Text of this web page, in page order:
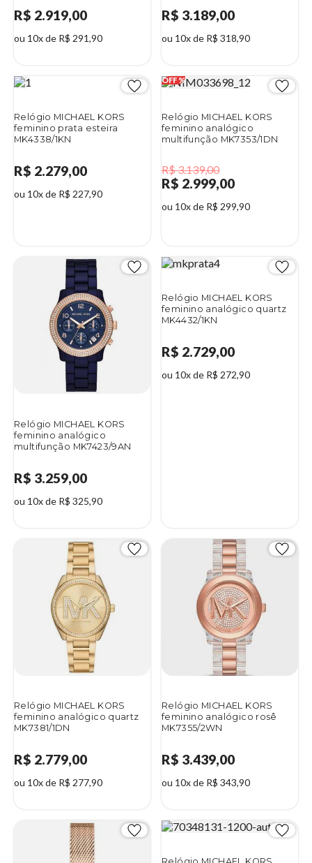
R$ 2.919,00
ou 10x de R$ 291,90
R$ 3.189,00
ou 10x de R$ 318,90
Relógio MICHAEL KORS
feminino prata esteira
MK4338/1KN
R$ 2.279,00
ou 10x de R$ 227,90
Relógio MICHAEL KORS
feminino analógico
multifunção MK7353/1DN
R$ 3.139,00
R$ 2.999,00
ou 10x de R$ 299,90
Relógio MICHAEL KORS
feminino analógico
multifunção MK7423/9AN
R$ 3.259,00
ou 10x de R$ 325,90
Relógio MICHAEL KORS
feminino analógico quartz
MK4432/1KN
R$ 2.729,00
ou 10x de R$ 272,90
Relógio MICHAEL KORS
feminino analógico quartz
MK7381/1DN
R$ 2.779,00
ou 10x de R$ 277,90
Relógio MICHAEL KORS
feminino analógico rosê
MK7355/2WN
R$ 3.439,00
ou 10x de R$ 343,90